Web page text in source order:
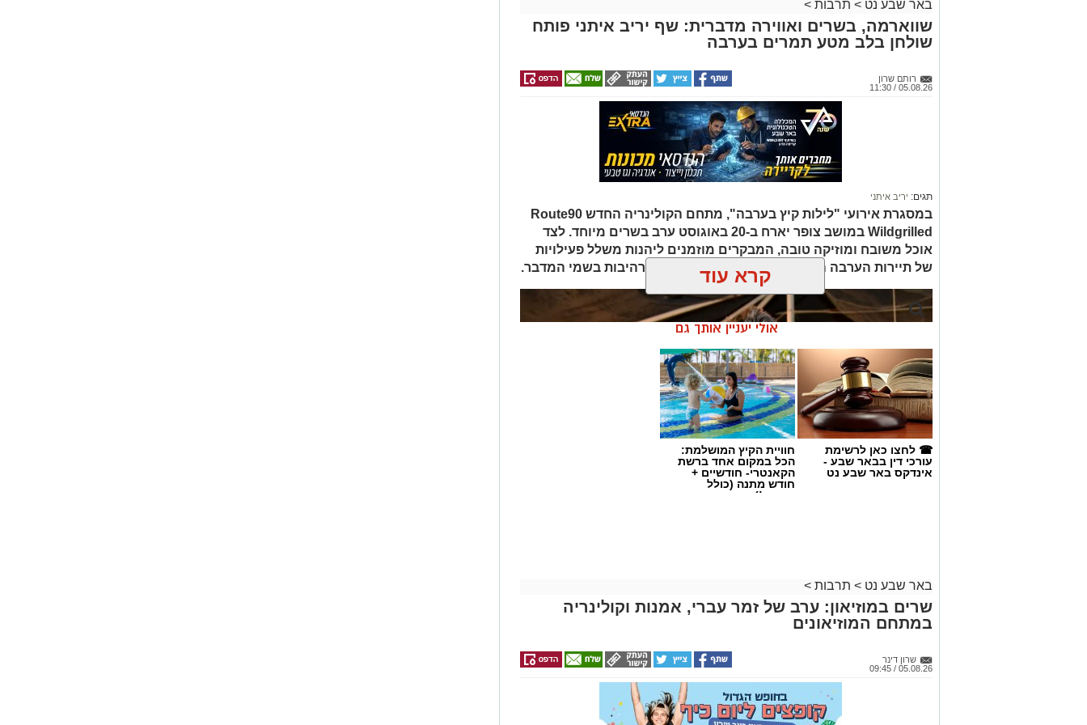
באר שבע נט > תרבות >
שווארמה, בשרים ואווירה מדברית: שף יריב איתני פותח
שולחן בלב מטע תמרים בערבה
רותם שרון
05.08.26 / 11:30
תגים: יריב איתני
במסגרת אירועי "לילות קיץ בערבה", מתחם הקולינריה החדש Route90
Wildgrilled במושב צופר יארח ב-20 באוגוסט ערב בשרים מיוחד. לצד
אוכל משובח ומוזיקה טובה, המבקרים מוזמנים ליהנות משלל פעילויות
של תיירות הערבה התיכונה, ובהן תצפיות כוכבים מרהיבות בשמי המדבר.
קרא עוד
אולי יעניין אותך גם
☎ לחצו כאן לרשימת
עורכי דין בבאר שבע -
אינדקס באר שבע נט
חוויית הקיץ המושלמת:
הכל במקום אחד ברשת
הקאנטרי- חודשיים +
חודש מתנה (כולל
החגים!)
באר שבע נט > תרבות >
שרים במוזיאון: ערב של זמר עברי, אמנות וקולינריה
במתחם המוזיאונים
שרון דינר
05.08.26 / 09:45